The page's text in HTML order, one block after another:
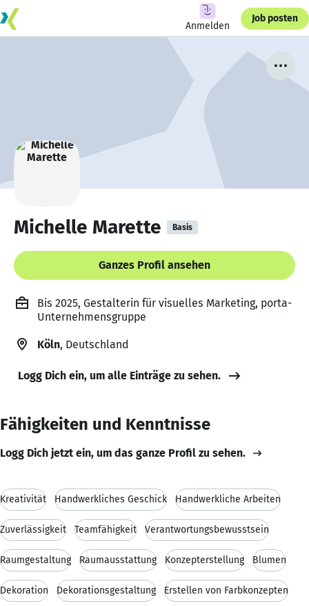
Anmelden
Job posten
Michelle Marette Basis
Ganzes Profil ansehen
Bis 2025, Gestalterin für visuelles Marketing, porta-
Unternehmensgruppe
Köln, Deutschland
Logg Dich ein, um alle Einträge zu sehen.
Fähigkeiten und Kenntnisse
Logg Dich jetzt ein, um das ganze Profil zu sehen.
Kreativität Handwerkliches Geschick Handwerkliche Arbeiten
Zuverlässigkeit Teamfähigkeit Verantwortungsbewusstsein
Raumgestaltung Raumausstattung Konzepterstellung Blumen
Dekoration Dekorationsgestaltung Erstellen von Farbkonzepten